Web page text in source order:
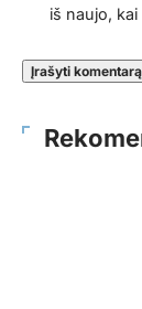
iš naujo,